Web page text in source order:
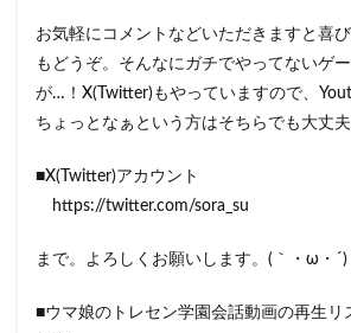
お気軽にコメントなどいただきますと喜
もどうぞ。そんなにガチでやってないゲ
が…！X(Twitter)もやっていますので、
ちょっとなぁという方はそちらでも大丈夫
■X(Twitter)アカウント
https://twitter.com/sora_su
まで。よろしくお願いします。(｀・ω・´)
■ウマ娘のトレセン学園会話動画の再生リ